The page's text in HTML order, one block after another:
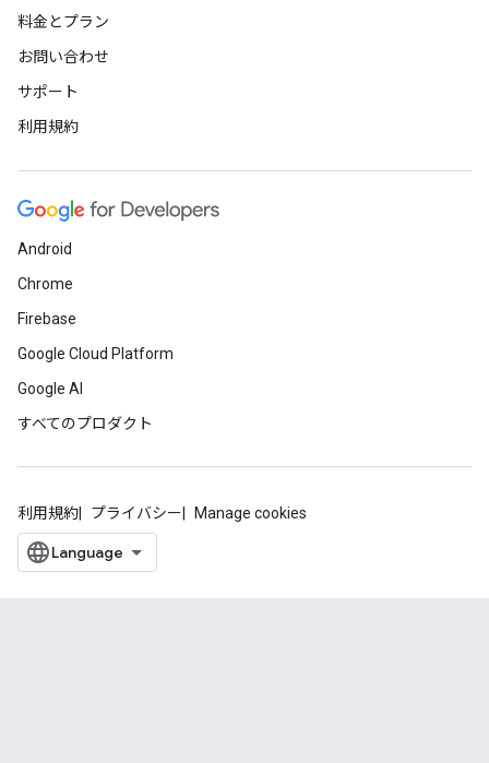
料金とプラン
お問い合わせ
サポート
利用規約
Android
Chrome
Firebase
Google Cloud Platform
Google AI
すべてのプロダクト
利用規約 プライバシー Manage cookies